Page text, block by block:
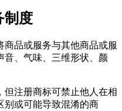
制度
品或服务与其他商品或服
音、气味、三维形状、颜
但注册商标可禁止他人在相
别或可能导致混淆的商